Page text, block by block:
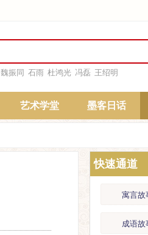
魏振同 石雨 杜鸿光 冯磊 王绍明
艺术学堂 墨客日话
快速通道
寓言故
成语故